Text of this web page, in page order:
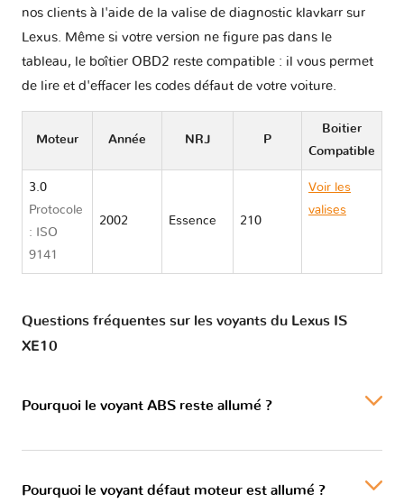
nos clients à l'aide de la valise de diagnostic klavkarr sur
Lexus. Même si votre version ne figure pas dans le
tableau, le boîtier OBD2 reste compatible : il vous permet
de lire et d'effacer les codes défaut de votre voiture.
Moteur Année NRJ P
Boitier
Compatible
3.0
Protocole
: ISO
9141
2002 Essence 210
Voir les
valises
Questions fréquentes sur les voyants du Lexus IS
XE10
Pourquoi le voyant ABS reste allumé ?
Pourquoi le voyant défaut moteur est allumé ?